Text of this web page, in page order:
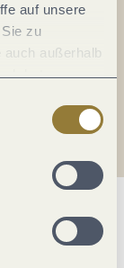
auf unsere
zu
außerhalb
dort
"Alle
in der Nutzung